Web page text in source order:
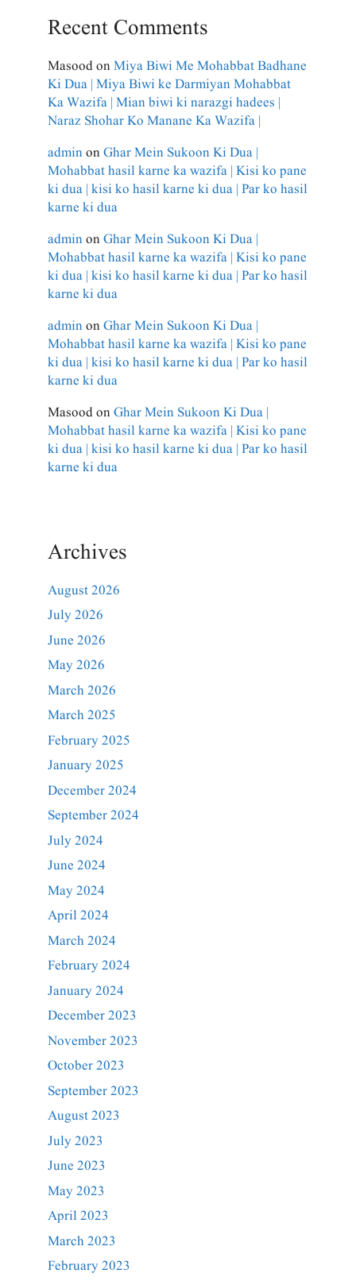
Recent Comments
MasoodonMiya Biwi Me Mohabbat Badhane
Ki Dua | Miya Biwi ke Darmiyan Mohabbat
Ka Wazifa | Mian biwi ki narazgi hadees |
Naraz Shohar Ko Manane Ka Wazifa |
adminonGhar Mein Sukoon Ki Dua |
Mohabbat hasil karne ka wazifa | Kisi ko pane
ki dua | kisi ko hasil karne ki dua | Par ko hasil
karne ki dua
adminonGhar Mein Sukoon Ki Dua |
Mohabbat hasil karne ka wazifa | Kisi ko pane
ki dua | kisi ko hasil karne ki dua | Par ko hasil
karne ki dua
adminonGhar Mein Sukoon Ki Dua |
Mohabbat hasil karne ka wazifa | Kisi ko pane
ki dua | kisi ko hasil karne ki dua | Par ko hasil
karne ki dua
MasoodonGhar Mein Sukoon Ki Dua |
Mohabbat hasil karne ka wazifa | Kisi ko pane
ki dua | kisi ko hasil karne ki dua | Par ko hasil
karne ki dua
Archives
August 2026
July 2026
June 2026
May 2026
March 2026
March 2025
February 2025
January 2025
December 2024
September 2024
July 2024
June 2024
May 2024
April 2024
March 2024
February 2024
January 2024
December 2023
November 2023
October 2023
September 2023
August 2023
July 2023
June 2023
May 2023
April 2023
March 2023
February 2023